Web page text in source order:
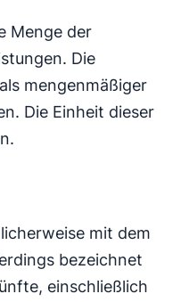
Menge der
Die
mengenmäßiger
Die Einheit dieser
mit dem
bezeichnet
einschließlich